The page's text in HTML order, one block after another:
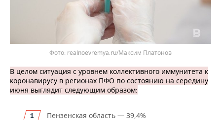
realnoevremya.ru/Максим Платонов
В целом ситуация с уровнем коллективного иммунитета к
коронавирусу в регионах ПФО по состоянию на середину
июня выглядит следующим образом:
Пензенская область — 39,4%